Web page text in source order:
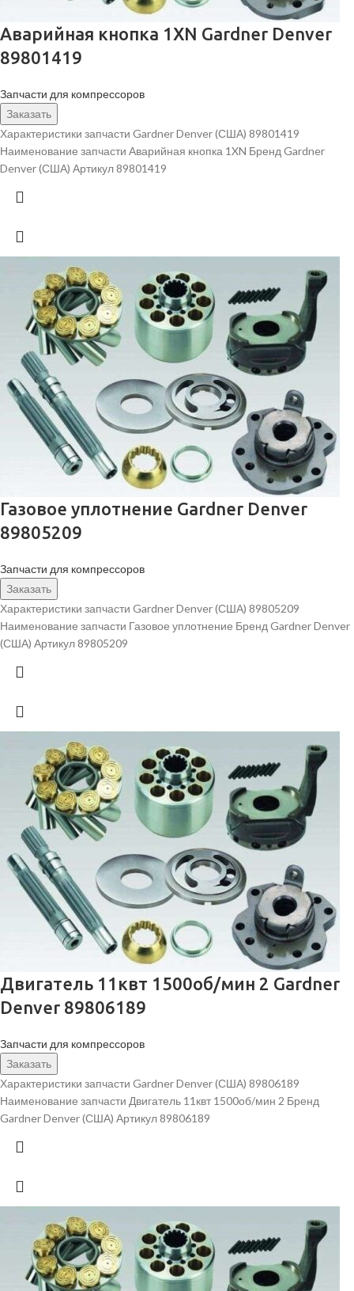
Аварийная кнопка 1XN Gardner Denver
89801419
Запчасти для компрессоров
Заказать
Характеристики запчасти Gardner Denver (США) 89801419
Наименование запчасти Аварийная кнопка 1XN Бренд Gardner
Denver (США) Артикул 89801419
Газовое уплотнение Gardner Denver
89805209
Запчасти для компрессоров
Заказать
Характеристики запчасти Gardner Denver (США) 89805209
Наименование запчасти Газовое уплотнение Бренд Gardner Denver
(США) Артикул 89805209
Двигатель 11квт 1500об/мин 2 Gardner
Denver 89806189
Запчасти для компрессоров
Заказать
Характеристики запчасти Gardner Denver (США) 89806189
Наименование запчасти Двигатель 11квт 1500об/мин 2 Бренд
Gardner Denver (США) Артикул 89806189